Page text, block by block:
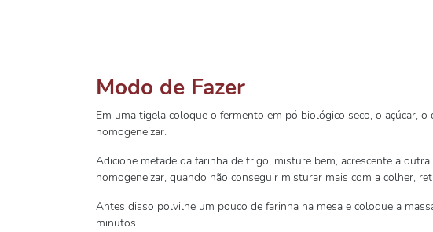
Modo de Fazer
Em uma tigela coloque o fermento em pó biológico seco, o açúcar,
homogeneizar.
Adicione metade da farinha de trigo, misture bem, acrescente a
homogeneizar, quando não conseguir misturar mais com a colher,
Antes disso polvilhe um pouco de farinha na mesa e coloque a
minutos.